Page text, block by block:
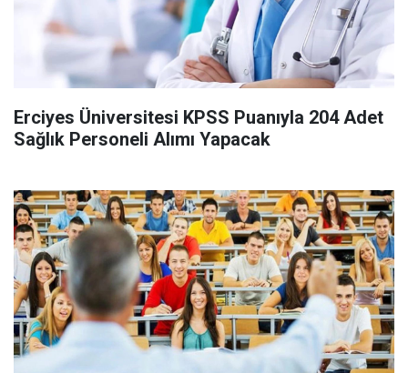
Erciyes Üniversitesi KPSS Puanıyla 204 Adet
Sağlık Personeli Alımı Yapacak